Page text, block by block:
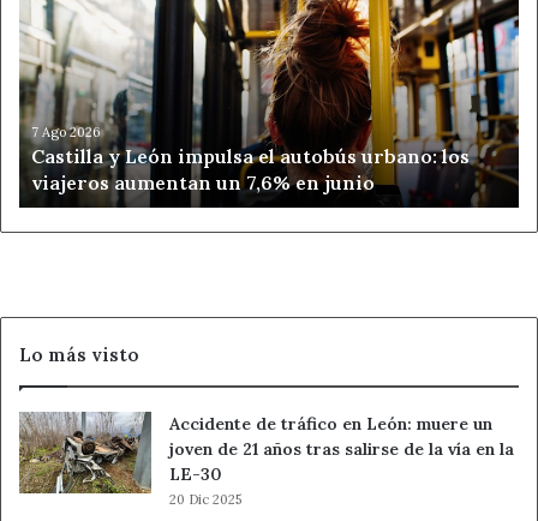
León
impulsa
el
autobús
urbano:
los
viajeros
aumentan
un
7,6%
7 Ago 2026
Castilla y León impulsa el autobús urbano: los
viajeros aumentan un 7,6% en junio
Lo más visto
Accidente de tráfico en León: muere un
joven de 21 años tras salirse de la vía en la
LE-30
20 Dic 2025